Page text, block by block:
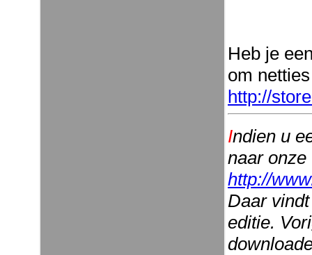
Heb je
om
http://
Indien u
naar
http://
Daar
editie.